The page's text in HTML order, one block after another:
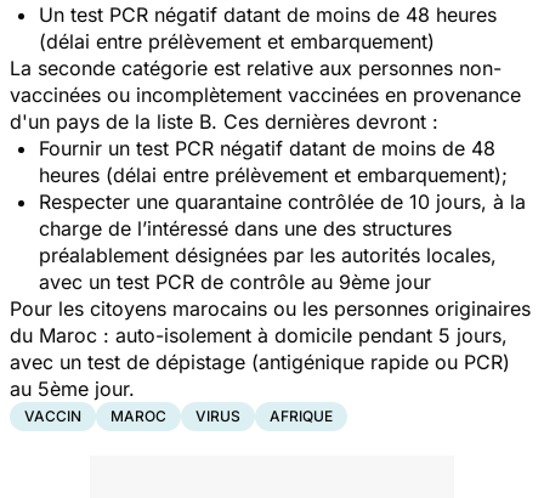
Un test PCR négatif datant de moins de 48 heures
(délai entre prélèvement et embarquement)
La seconde catégorie est relative aux personnes non-
vaccinées ou incomplètement vaccinées en provenance
d'un pays de la liste B. Ces dernières devront :
Fournir un test PCR négatif datant de moins de 48
heures (délai entre prélèvement et embarquement);
Respecter une quarantaine contrôlée de 10 jours, à la
charge de l’intéressé dans une des structures
préalablement désignées par les autorités locales,
avec un test PCR de contrôle au 9ème jour
Pour les citoyens marocains ou les personnes originaires
du Maroc : auto-isolement à domicile pendant 5 jours,
avec un test de dépistage (antigénique rapide ou PCR)
au 5ème jour.
VACCIN MAROC VIRUS AFRIQUE